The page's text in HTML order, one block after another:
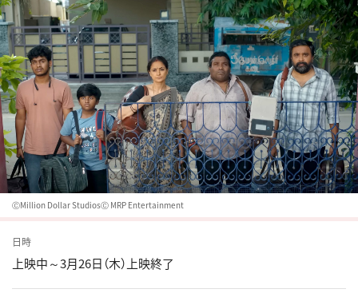
今月のスケジュール
MONTHLY SCHEDULE
ⒸMillion Dollar StudiosⒸ MRP Entertainment
日時
上映中～3月26日（木）上映終了